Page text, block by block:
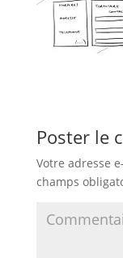
Poster le
Votre adresse
champs